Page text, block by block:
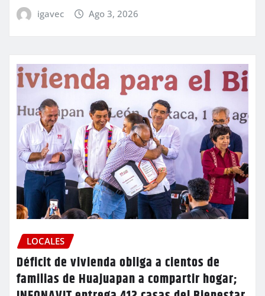
igavec Ago 3, 2026
LOCALES
Déficit de vivienda obliga a cientos de
familias de Huajuapan a compartir hogar;